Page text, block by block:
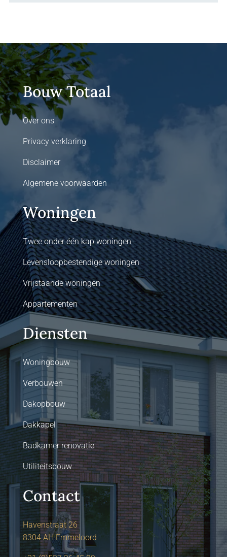
Bouw Totaal
Over ons
Privacy verklaring
Disclaimer
Algemene voorwaarden
Woningen
Twee onder één kap woningen
Levensloopbestendige woningen
Vrijstaande woningen
Appartementen
Diensten
Woningbouw
Verbouwen
Dakopbouw
Dakkapel
Badkamer renovatie
Utiliteitsbouw
Contact
Havenstraat 26
8304 AH Emmeloord